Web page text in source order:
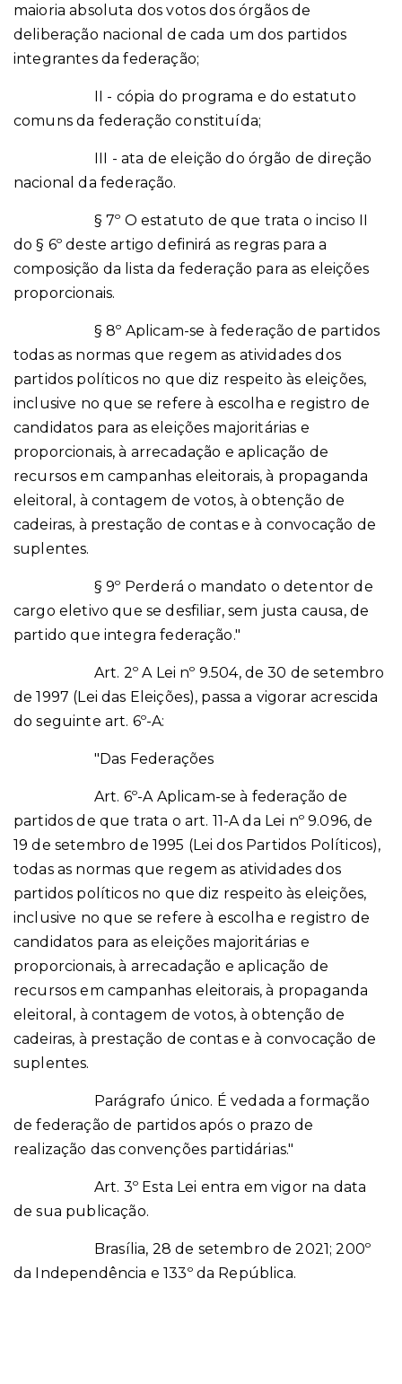
maioria absoluta dos votos dos órgãos de
deliberação nacional de cada um dos partidos
integrantes da federação;
II - cópia do programa e do estatuto
comuns da federação constituída;
III - ata de eleição do órgão de direção
nacional da federação.
§ 7º O estatuto de que trata o inciso II
do § 6º deste artigo definirá as regras para a
composição da lista da federação para as eleições
proporcionais.
§ 8º Aplicam-se à federação de partidos
todas as normas que regem as atividades dos
partidos políticos no que diz respeito às eleições,
inclusive no que se refere à escolha e registro de
candidatos para as eleições majoritárias e
proporcionais, à arrecadação e aplicação de
recursos em campanhas eleitorais, à propaganda
eleitoral, à contagem de votos, à obtenção de
cadeiras, à prestação de contas e à convocação de
suplentes.
§ 9º Perderá o mandato o detentor de
cargo eletivo que se desfiliar, sem justa causa, de
partido que integra federação."
Art. 2º A Lei nº 9.504, de 30 de setembro
de 1997 (Lei das Eleições), passa a vigorar acrescida
do seguinte art. 6º-A:
"Das Federações
Art. 6º-A Aplicam-se à federação de
partidos de que trata o art. 11-A da Lei nº 9.096, de
19 de setembro de 1995 (Lei dos Partidos Políticos),
todas as normas que regem as atividades dos
partidos políticos no que diz respeito às eleições,
inclusive no que se refere à escolha e registro de
candidatos para as eleições majoritárias e
proporcionais, à arrecadação e aplicação de
recursos em campanhas eleitorais, à propaganda
eleitoral, à contagem de votos, à obtenção de
cadeiras, à prestação de contas e à convocação de
suplentes.
Parágrafo único. É vedada a formação
de federação de partidos após o prazo de
realização das convenções partidárias."
Art. 3º Esta Lei entra em vigor na data
de sua publicação.
Brasília, 28 de setembro de 2021; 200º
da Independência e 133º da República.